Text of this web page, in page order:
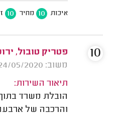
איכות 10 מחיר 10
פטריק טובול,
משוב: 24/05/2020
תיאור השירות:
הובלת משרד
והרכבה של
10